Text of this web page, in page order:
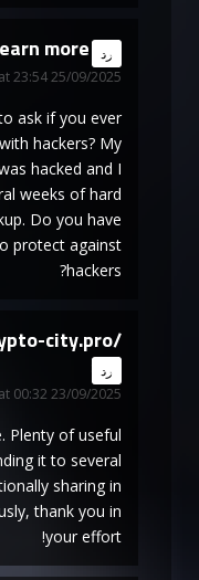
more
says:
25/09/2025 at 23:54
رد
ask if you ever
hackers? My
hacked and I
weeks of hard
Do you have
protect against
hackers?
city.pro/
says:
23/09/2025 at 00:32
رد
Plenty of useful
it to several
sharing in
thank you in
your effort!